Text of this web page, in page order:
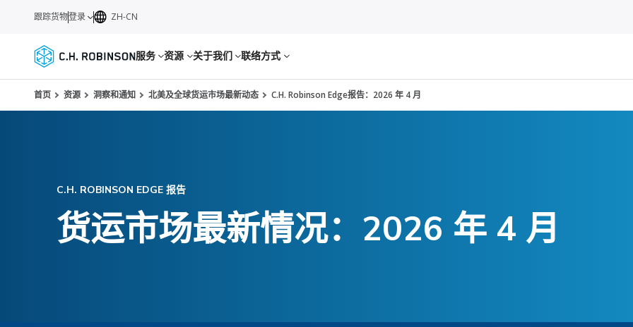
服务 资源 关于我们 联络方式
跟踪货物登录 ZH-CN
首页 资源 洞察和通知 北美及全球货运市场最新动态 C.H. Robinson Edge报告：2026 年 4 月
C.H. ROBINSON EDGE 报告
货运市场最新情况：2026 年 4 月